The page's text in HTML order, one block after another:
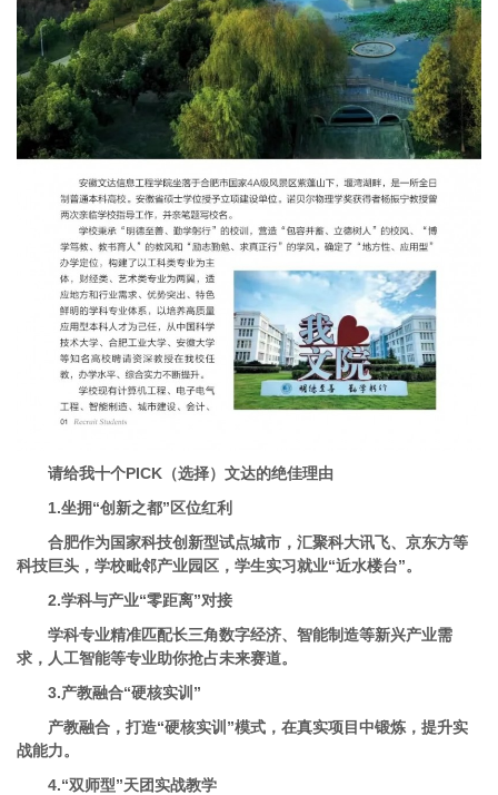
请给我十个PICK（选择）文达的绝佳理由
1.坐拥“创新之都”区位红利
合肥作为国家科技创新型试点城市，汇聚科大讯飞、京东方等
科技巨头，学校毗邻产业园区，学生实习就业“近水楼台”。
2.学科与产业“零距离”对接
学科专业精准匹配长三角数字经济、智能制造等新兴产业需
求，人工智能等专业助你抢占未来赛道。
3.产教融合“硬核实训”
产教融合，打造“硬核实训”模式，在真实项目中锻炼，提升实
战能力。
4.“双师型”天团实战教学